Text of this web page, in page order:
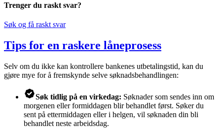
Trenger du raskt svar?
Søk og få raskt svar
Tips for en raskere låneprosess
Selv om du ikke kan kontrollere bankenes utbetalingstid, kan du
gjøre mye for å fremskynde selve søknadsbehandlingen:
Søk tidlig på en virkedag: Søknader som sendes inn om
morgenen eller formiddagen blir behandlet først. Søker du
sent på ettermiddagen eller i helgen, vil søknaden din bli
behandlet neste arbeidsdag.